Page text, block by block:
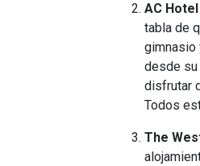
AC
tabla de
gimnasio
desde su
disfrutar
Todos
The